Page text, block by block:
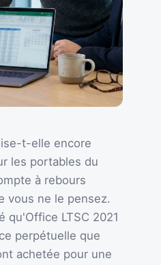
t-elle encore
les portables du
à rebours
vous ne le pensez.
qu'Office LTSC 2021
perpétuelle que
achetée pour une